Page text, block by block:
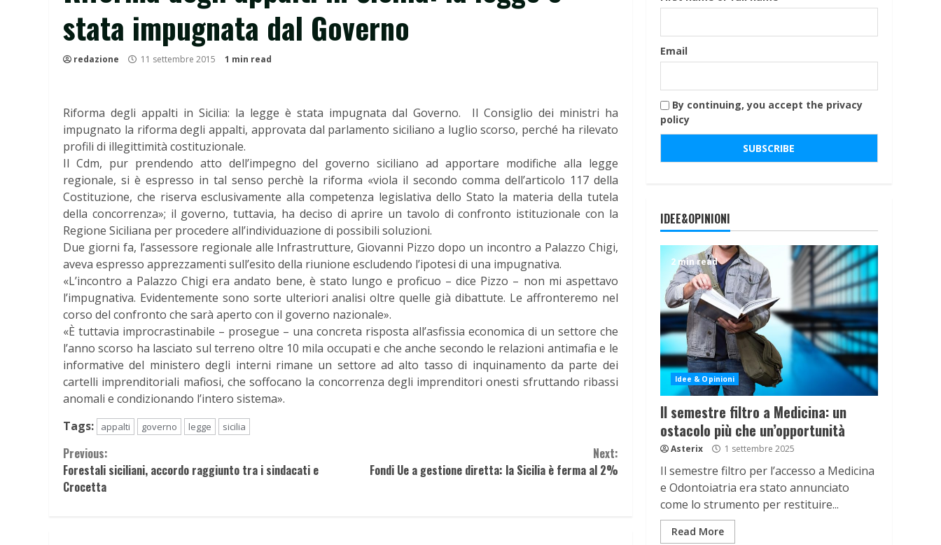
stata impugnata dal Governo
redazione 11 settembre 2015 1 min read
Riforma degli appalti in Sicilia: la legge è stata impugnata dal Governo. Il Consiglio dei ministri ha
impugnato la riforma degli appalti, approvata dal parlamento siciliano a luglio scorso, perché ha rilevato
profili di illegittimità costituzionale.
Il Cdm, pur prendendo atto dell’impegno del governo siciliano ad apportare modifiche alla legge
regionale, si è espresso in tal senso perchè la riforma «viola il secondo comma dell’articolo 117 della
Costituzione, che riserva esclusivamente alla competenza legislativa dello Stato la materia della tutela
della concorrenza»; il governo, tuttavia, ha deciso di aprire un tavolo di confronto istituzionale con la
Regione Siciliana per procedere all’individuazione di possibili soluzioni.
Due giorni fa, l’assessore regionale alle Infrastrutture, Giovanni Pizzo dopo un incontro a Palazzo Chigi,
aveva espresso apprezzamenti sull’esito della riunione escludendo l’ipotesi di una impugnativa.
«L’incontro a Palazzo Chigi era andato bene, è stato lungo e proficuo – dice Pizzo – non mi aspettavo
l’impugnativa. Evidentemente sono sorte ulteriori analisi oltre quelle già dibattute. Le affronteremo nel
corso del confronto che sarà aperto con il governo nazionale».
«È tuttavia improcrastinabile – prosegue – una concreta risposta all’asfissia economica di un settore che
l’anno scorso ha lasciato sul terreno oltre 10 mila occupati e che anche secondo le relazioni antimafia e le
informative del ministero degli interni rimane un settore ad alto tasso di inquinamento da parte dei
cartelli imprenditoriali mafiosi, che soffocano la concorrenza degli imprenditori onesti sfruttando ribassi
anomali e condizionando l’intero sistema».
Tags:
appalti governo legge sicilia
Continue
Reading
Previous:
Forestali siciliani, accordo raggiunto tra i sindacati e
Crocetta
Next:
Fondi Ue a gestione diretta: la Sicilia è ferma al 2%
Email
By continuing, you accept the privacy
policy
IDEE&OPINIONI
2 min read
Idee & Opinioni
Il semestre filtro a Medicina: un
ostacolo più che un’opportunità
Asterix 1 settembre 2025
Il semestre filtro per l’accesso a Medicina
e Odontoiatria era stato annunciato
come lo strumento per restituire...
Read More